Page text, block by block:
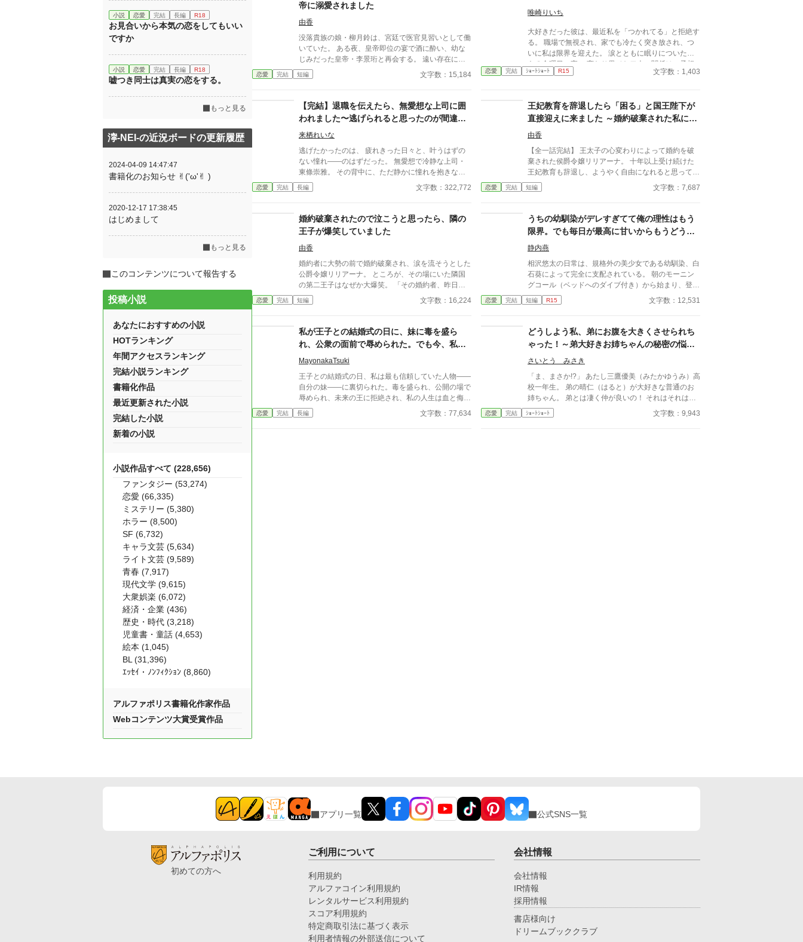
帝に溺愛されました
由香
没落貴族の娘・柳月鈴は、宮廷で医官見習いとして働
いていた。 ある夜、皇帝即位の宴で酒に酔い、幼な
じみだった皇帝・李景珩と再会する。 遠い存在にな
ったはずの彼。 けれど、その夜をきっかけに月鈴の
運命は大きく動き出す。 冷酷と恐れられる皇帝が、
恋愛 完結 短編 文字数：15,184
唯崎りいち
大好きだった彼は、最近私を「つかれてる」と拒絶す
る。 職場で無視され、家でも冷たく突き放され、つ
いに私は限界を迎えた。 涙とともに眠りについた、
ある金曜日の夜。 変わり果てた二人の関係は、予想
もしない結末を迎える。
恋愛 完結 ｼｮｰﾄｼｮｰﾄ R15 文字数：1,403
【完結】退職を伝えたら、無愛想な上司に囲
われました〜逃げられると思ったのが間違い
でした〜
来栖れいな
逃げたかったのは、 疲れきった日々と、叶うはずの
ない憧れ――のはずだった。 無愛想で冷静な上司・
東條崇雅。 その背中に、ただ静かに憧れを抱きなが
ら、 仕事の重圧と、自分の想いの行き場に限界を感
じて、私は退職を申し出た。 けれど―― そこから、
負担を減らされ、 静かに、けれど確実に囲い込まれ
ていく私。 「辞めるのは認めない」 そんな言葉すら
ないのに、 無言の圧力と、不器用な優しさが、私を
縛りつけていく。 これは愛？ それともただの執着？
じれじれと、甘く、不器用に。 二人の距離は、静か
に、でも確かに近づいていく――。 無愛想な上司
に、心ごと囲い込まれる、じれじれ溺愛・執着オフィ
スラブ。 ※この物語はフィクションです。 登場する
人物・団体・名称・出来事などはすべて架空であり、
恋愛 完結 長編 文字数：322,772
王妃教育を辞退したら「困る」と国王陛下が
直接迎えに来ました ～婚約破棄された私に、
王太子ではなく国王陛下が求婚してきます〜
由香
【全一話完結】 王太子の心変わりによって婚約を破
棄された侯爵令嬢リリアーナ。 十年以上受け続けた
王妃教育も辞退し、ようやく自由になれると思ってい
た。 ところが数日後、侯爵家を訪れたのは国王陛下
本人。 「王妃教育を辞退されると困る。私の妃にな
失い、選ばれたのは誠実に生きてきた彼女だった。
これは、年上国王に溺愛されながら、世界一幸せな王
妃になるまでの逆転ラブストーリー。
恋愛 完結 短編 文字数：7,687
婚約破棄されたので泣こうと思ったら、隣の
王子が爆笑していました
由香
婚約者に大勢の前で婚約破棄され、涙を流そうとした
公爵令嬢リリアーナ。 ところが、その場にいた隣国
の第二王子はなぜか大爆笑。 「その婚約者、昨日も
別の令嬢に愛を誓ってたよ？」 その一言から、元婚
約者の嘘は次々と暴かれ、自滅の連続！ 泣くはずだ
幕開けだった。
恋愛 完結 短編 文字数：16,224
うちの幼馴染がデレすぎてて俺の理性はもう
限界。でも毎日が最高に甘いからもうどうで
もいいや
静内燕
相沢悠太の日常は、規格外の美少女である幼馴染、白
石葵によって完全に支配されている。 朝のモーニン
グコール（ベッドへのダイブ付き）から始まり、登校
中の腕組み、そして「あーん」が義務付けられた手作
り弁当。誰もが羨むラブラブっぷりだが、悠太はこれ
「ゆーたは私の運命の相手なんだもん！」と、葵のデ
レデレは今日も過剰の一途。周囲の冷やかしや、葵を
狙う男子生徒のプレッシャーが高まる中、悠太の**
「幼馴染フィルター」**はついに限界を迎える。 この
溺愛っぷり、いつまで「家族」で通せるのか？ 甘す
ぎる日常が、悠太の鈍感な理性を溶かし尽くす――最
初からクライマックスの、超高濃度イチャイチャ・ラ
ブコメ、開幕！
恋愛 完結 短編 R15 文字数：12,531
私が王子との結婚式の日に、妹に毒を盛ら
れ、公衆の面前で辱められた。でも今、私は
時を戻し、運命を変えに来た。
MayonakaTsuki
王子との結婚式の日、私は最も信頼していた人物――
自分の妹――に裏切られた。毒を盛られ、公開の場で
辱められ、未来の王に拒絶され、私の人生は血と侮辱
の中でそこで終わったかのように思えた。しかし、死
が私を迎えたとき、不可能なことが起きた――私は同
恋愛 完結 長編 文字数：77,634
どうしよう私、弟にお腹を大きくさせられち
ゃった！～弟大好きお姉ちゃんの秘密の悩み
～
さいとう みさき
「ま、まさか!?」 あたし三鷹優美（みたかゆうみ）高
校一年生。 弟の晴仁（はると）が大好きな普通のお
姉ちゃん。 弟とは凄く仲が良いの！ それはそれはも
のすごく‥‥‥ 「あん、晴仁いきなりそんなのお口
に入らないよぉ～♡」 そんな関係のあたしたち。 で
恋愛 完結 ｼｮｰﾄｼｮｰﾄ 文字数：9,943
小説 恋愛 完結 長編 R18
お見合いから本気の恋をしてもいい
ですか
小説 恋愛 完結 長編 R18
嘘つき同士は真実の恋をする。
もっと見る
濘-NEI-の近況ボードの更新履歴
2024-04-09 14:47:47
書籍化のお知らせ ✌︎('ω'✌︎ )
2020-12-17 17:38:45
はじめまして
もっと見る
このコンテンツについて報告する
投稿小説
あなたにおすすめの小説
HOTランキング
年間アクセスランキング
完結小説ランキング
書籍化作品
最近更新された小説
完結した小説
新着の小説
小説作品すべて (228,656)
ファンタジー (53,274)
恋愛 (66,335)
ミステリー (5,380)
ホラー (8,500)
SF (6,732)
キャラ文芸 (5,634)
ライト文芸 (9,589)
青春 (7,917)
現代文学 (9,615)
大衆娯楽 (6,072)
経済・企業 (436)
歴史・時代 (3,218)
児童書・童話 (4,653)
絵本 (1,045)
BL (31,396)
ｴｯｾｲ・ﾉﾝﾌｨｸｼｮﾝ (8,860)
アルファポリス書籍化作家作品
Webコンテンツ大賞受賞作品
アプリ一覧 公式SNS一覧
初めての方へ
ご利用について
利用規約
アルファコイン利用規約
レンタルサービス利用規約
スコア利用規約
特定商取引法に基づく表示
利用者情報の外部送信について
会社情報
会社情報
IR情報
採用情報
書店様向け
ドリームブッククラブ